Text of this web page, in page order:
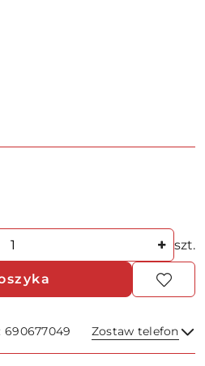
szt.
690677049 Zostaw telefon